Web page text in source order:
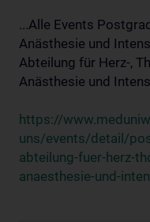
...Alle Events
Anästhesie und
Abteilung für Herz-,
Anästhesie und
https://
uns/events/detail/
abteilung-fuer-herz-
anaesthesie-und-